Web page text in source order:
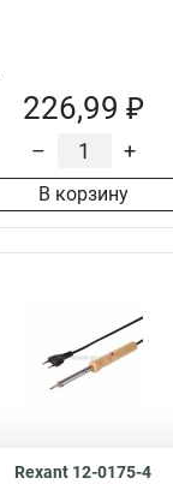
226,99 ₽
– +
В корзину
Rexant 12-0175-4